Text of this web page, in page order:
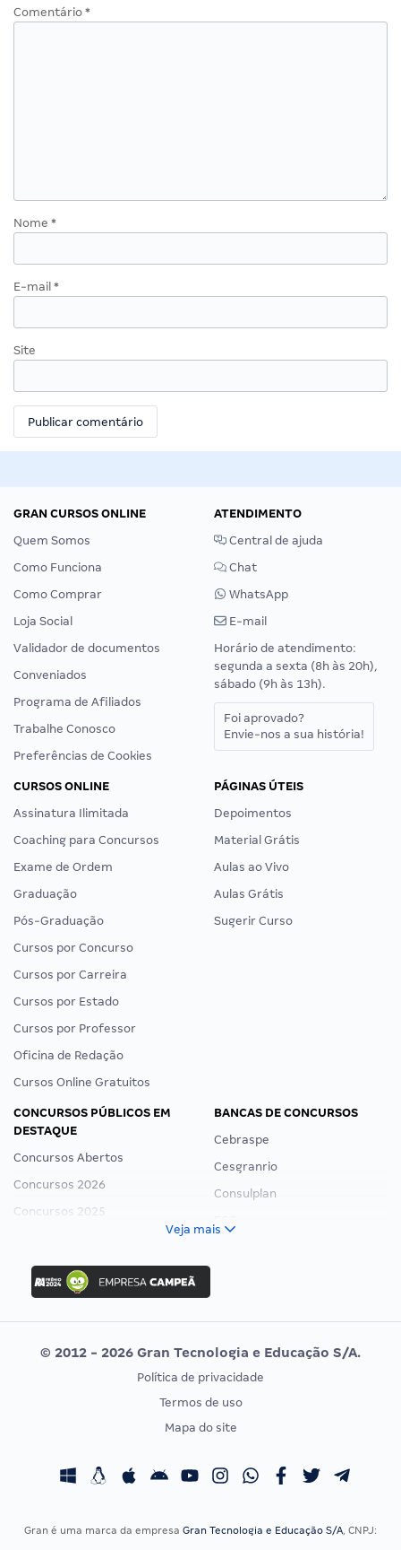
Comentário *
Nome *
E-mail *
Site
GRAN CURSOS ONLINE
Quem Somos
Como Funciona
Como Comprar
Loja Social
Validador de documentos
Conveniados
Programa de Afiliados
Trabalhe Conosco
Preferências de Cookies
ATENDIMENTO
Central de ajuda
Chat
WhatsApp
E-mail
Horário de atendimento:
segunda a sexta (8h às 20h),
sábado (9h às 13h).
Foi aprovado?
Envie-nos a sua história!
CURSOS ONLINE
Assinatura Ilimitada
Coaching para Concursos
Exame de Ordem
Graduação
Pós-Graduação
Cursos por Concurso
Cursos por Carreira
Cursos por Estado
Cursos por Professor
Oficina de Redação
Cursos Online Gratuitos
PÁGINAS ÚTEIS
Depoimentos
Material Grátis
Aulas ao Vivo
Aulas Grátis
Sugerir Curso
CONCURSOS PÚBLICOS EM
DESTAQUE
Concursos Abertos
Concursos 2026
Concursos 2025
Concurso Ibama
Concurso MPU
Editais publicados
BANCAS DE CONCURSOS
Cebraspe
Cesgranrio
Consulplan
Vunesp
CONCURSOS POR PROFISSÃO
Concursos Fiscais
EXAME DE ORDEM
Calendário OAB
Veja mais
© 2012 - 2026 Gran Tecnologia e Educação S/A.
Política de privacidade
Termos de uso
Mapa do site
Gran é uma marca da empresa Gran Tecnologia e Educação S/A, CNPJ: